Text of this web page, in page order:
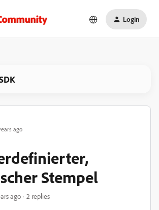
Login
ago
Stempel
ago 2 replies